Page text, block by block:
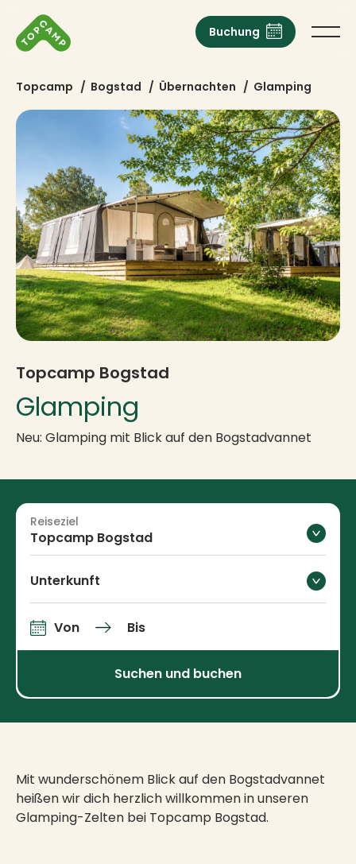
Buchung
Topcamp / Bogstad / Übernachten / Glamping
Topcamp Bogstad
Glamping
Neu: Glamping mit Blick auf den Bogstadvannet
Topcamp Bogstad
Reiseziel
Unterkunft
An-und Abfahrt
Von Bis
Suchen und buchen
Mit wunderschönem Blick auf den Bogstadvannet
heißen wir dich herzlich willkommen in unseren
Glamping-Zelten bei Topcamp Bogstad.